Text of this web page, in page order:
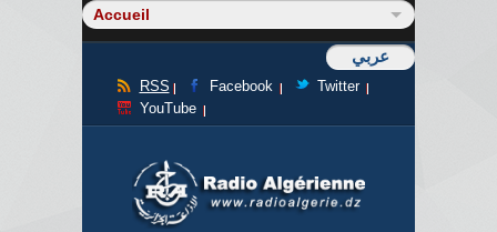
عربي
RSS Facebook
Twitter
YouTube